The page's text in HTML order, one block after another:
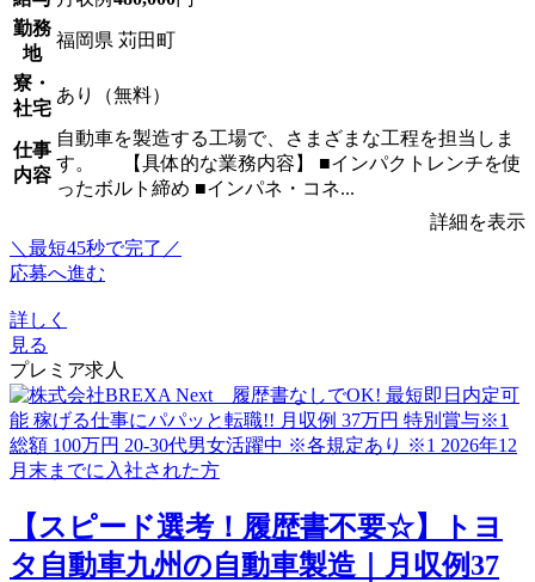
勤務
地
福岡県 苅田町
寮・
社宅
あり（無料）
仕事
内容
自動車を製造する工場で、さまざまな工程を担当しま
す。 【具体的な業務内容】 ■インパクトレンチを使
ったボルト締め ■インパネ・コネ...
詳細を表示
＼最短45秒で完了／
応募へ進む
詳しく
見る
プレミア求人
【スピード選考！履歴書不要☆】トヨ
タ自動車九州の自動車製造｜月収例37